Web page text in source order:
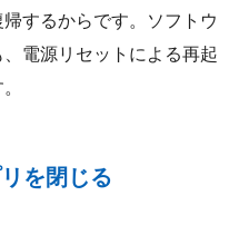
するからです。ソフトウ
電源リセットによる再起
を閉じる